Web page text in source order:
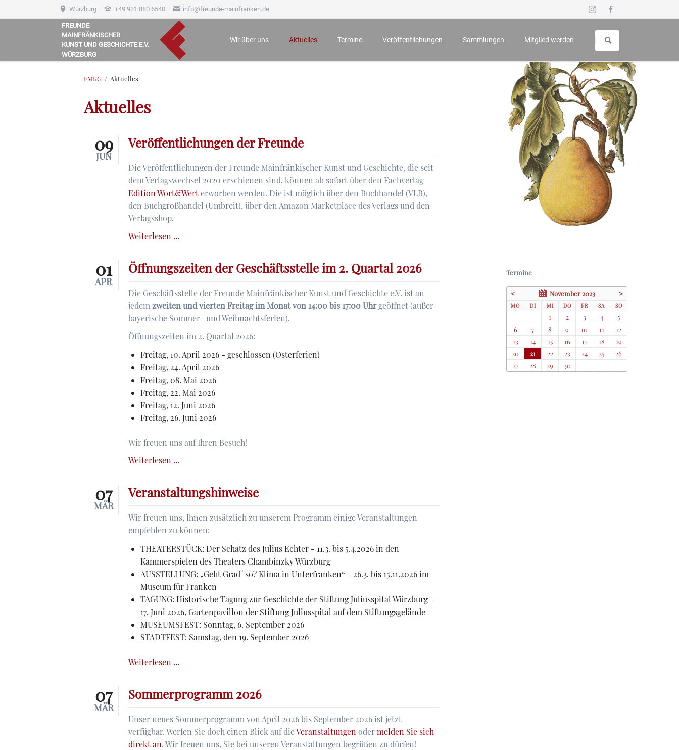
Würzburg +49 931 880 6540 info@freunde-mainfranken.de
FREUNDE
MAINFRÄNKISCHER
KUNST UND GESCHICHTE E.V.
WÜRZBURG
überspringen
Wir über uns Aktuelles Termine Veröffentlichungen
Mainfränkisches Jahrbuch für Geschichte und Kunst
Sammlungen Mitglied werden
FMKG Aktuelles
Aktuelles
09
JUN
Veröffentlichungen der Freunde
Die Veröffentlichungen der Freunde Mainfränkischer Kunst und Geschichte, die seit
dem Verlagswechsel 2020 erschienen sind, können ab sofort über den Fachverlag
Edition Wort&Werterworben werden. Die ist möglich über den Buchhandel (VLB),
den Buchgroßhandel (Umbreit), über den Amazon Marketplace des Verlags und den
Verlagsshop.
Weiterlesen …
Freunde
01
APR
Öffnungszeiten der Geschäftsstelle im 2. Quartal 2026
Die Geschäftsstelle der Freunde Mainfränkischer Kunst und Geschichte e.V. ist an
jedem zweiten und vierten Freitag im Monat von 14:00 bis 17:00 Uhrgeöffnet (außer
bayerische Sommer- und Weihnachtsferien).
Öffnungszeiten im 2. Quartal 2026:
Freitag, 10. April 2026 - geschlossen (Osterferien)
Freitag, 24. April 2026
Freitag, 08. Mai 2026
Freitag, 22. Mai 2026
Freitag, 12. Juni 2026
Freitag, 26. Juni 2026
Wir freuen uns auf Ihren Besuch!
Weiterlesen …
Geschäftsstelle
im
Quartal
2026
07
MÄR
Veranstaltungshinweise
Wir freuen uns, Ihnen zusätzlich zu unserem Programm einige Veranstaltungen
empfehlen zu können:
THEATERSTÜCK: Der Schatz des Julius Echter - 11.3. bis 5.4.2026 in den
Kammerspielen des Theaters Chambinzky Würzburg
AUSSTELLUNG: „Geht Grad° so? Klima in Unterfranken“ - 26.3. bis 15.11.2026 im
Museum für Franken
TAGUNG: Historische Tagung zur Geschichte der Stiftung Juliusspital Würzburg -
17. Juni 2026, Gartenpavillon der Stiftung Juliusspital auf dem Stiftungsgelände
MUSEUMSFEST: Sonntag, 6. September 2026
STADTFEST: Samstag, den 19. September 2026
Weiterlesen …
07
MÄR
Sommerprogramm 2026
Unser neues Sommerprogramm von April 2026 bis September 2026 ist jetzt
verfügbar. Werfen Sie doch einen Blick auf dieVeranstaltungen odermelden Sie sich
direkt an. Wir freuen uns, Sie bei unseren Veranstaltungen begrüßen zu dürfen!
Termine
< November 2023 >
MONTAGDIENSTAG
MITTWOCH
DONNERSTAG
FREITAG
SAMSTAG
SONNTAG
1 2 3 4
5
6
7 8 9 10 11
12
13
14 15 16 17 18
19
20
21 22 23 24 25
26
27
28 29 30